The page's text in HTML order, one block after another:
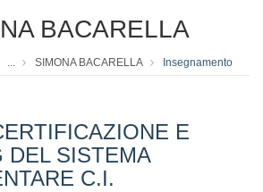
BACARELLA
... SIMONA BACARELLA Insegnamento
E
DEL SISTEMA
C.I.